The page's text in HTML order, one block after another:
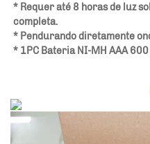
* Requer até 8 horas de luz
completa.
* Pendurando diretamente
* 1PC Bateria NI-MH AAA